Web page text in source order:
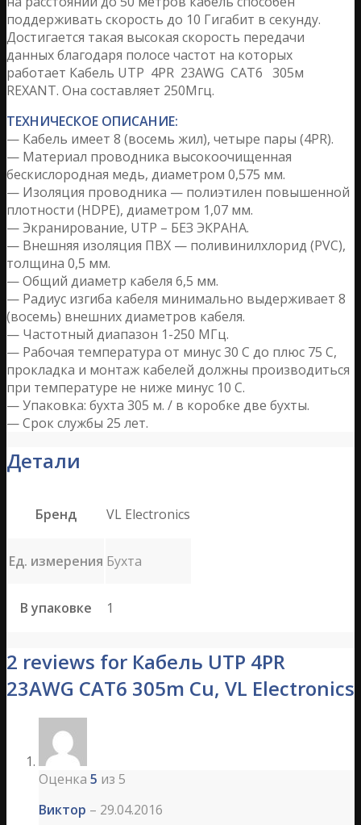
поддерживать скорость до 10 Гигабит в секунду.
Достигается такая высокая скорость передачи
данных благодаря полосе частот на которых
работает Кабель UTP 4PR 23AWG CAT6 305м
REXANT. Она составляет 250Мгц.
ТЕХНИЧЕСКОЕ ОПИСАНИЕ:
— Кабель имеет 8 (восемь жил), четыре пары (4PR).
— Материал проводника высокоочищенная
бескислородная медь, диаметром 0,575 мм.
— Изоляция проводника — полиэтилен повышенной
плотности (HDPE), диаметром 1,07 мм.
— Экранирование, UTP – БЕЗ ЭКРАНА.
— Внешняя изоляция ПВХ — поливинилхлорид (PVC),
толщина 0,5 мм.
— Общий диаметр кабеля 6,5 мм.
— Радиус изгиба кабеля минимально выдерживает 8
(восемь) внешних диаметров кабеля.
— Частотный диапазон 1-250 МГц.
— Рабочая температура от минус 30 С до плюс 75 C,
прокладка и монтаж кабелей должны производиться
при температуре не ниже минус 10 С.
— Упаковка: бухта 305 м. / в коробке две бухты.
— Срок службы 25 лет.
Детали
Бренд VL Electronics
Ед. измерения Бухта
В упаковке 1
2 reviews for Кабель UTP 4PR
23AWG CAT6 305m Cu, VL Electronics
Оценка 5 из 5
Виктор – 29.04.2016